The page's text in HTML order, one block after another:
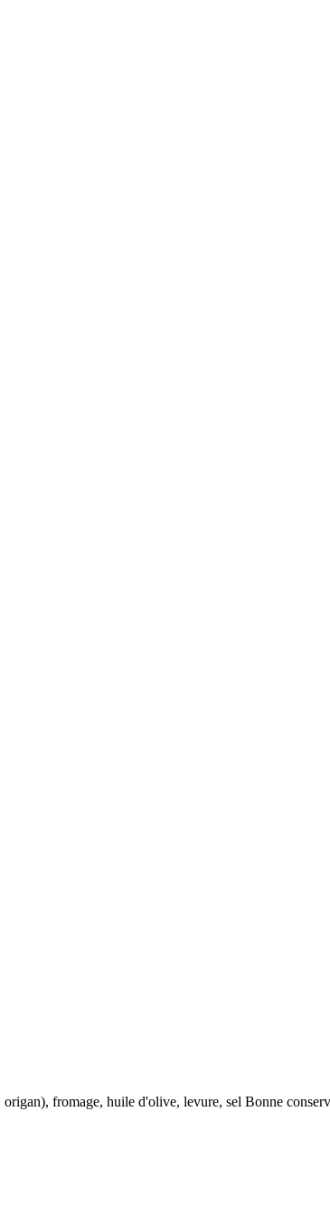
fromage, huile d'olive, levure, sel Bonne